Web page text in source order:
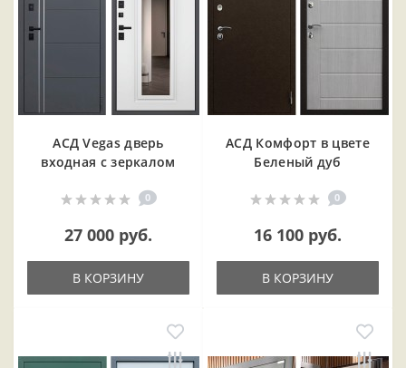
АСД Vegas дверь
входная с зеркалом
0
27 000 руб.
В КОРЗИНУ
АСД Комфорт в цвете
Беленый дуб
0
16 100 руб.
В КОРЗИНУ